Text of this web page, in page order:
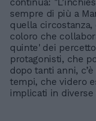
sempre di più a
quella
coloro che
quinte' dei
protagonisti, che
dopo tanti anni,
tempi, che videro
implicati in diverse